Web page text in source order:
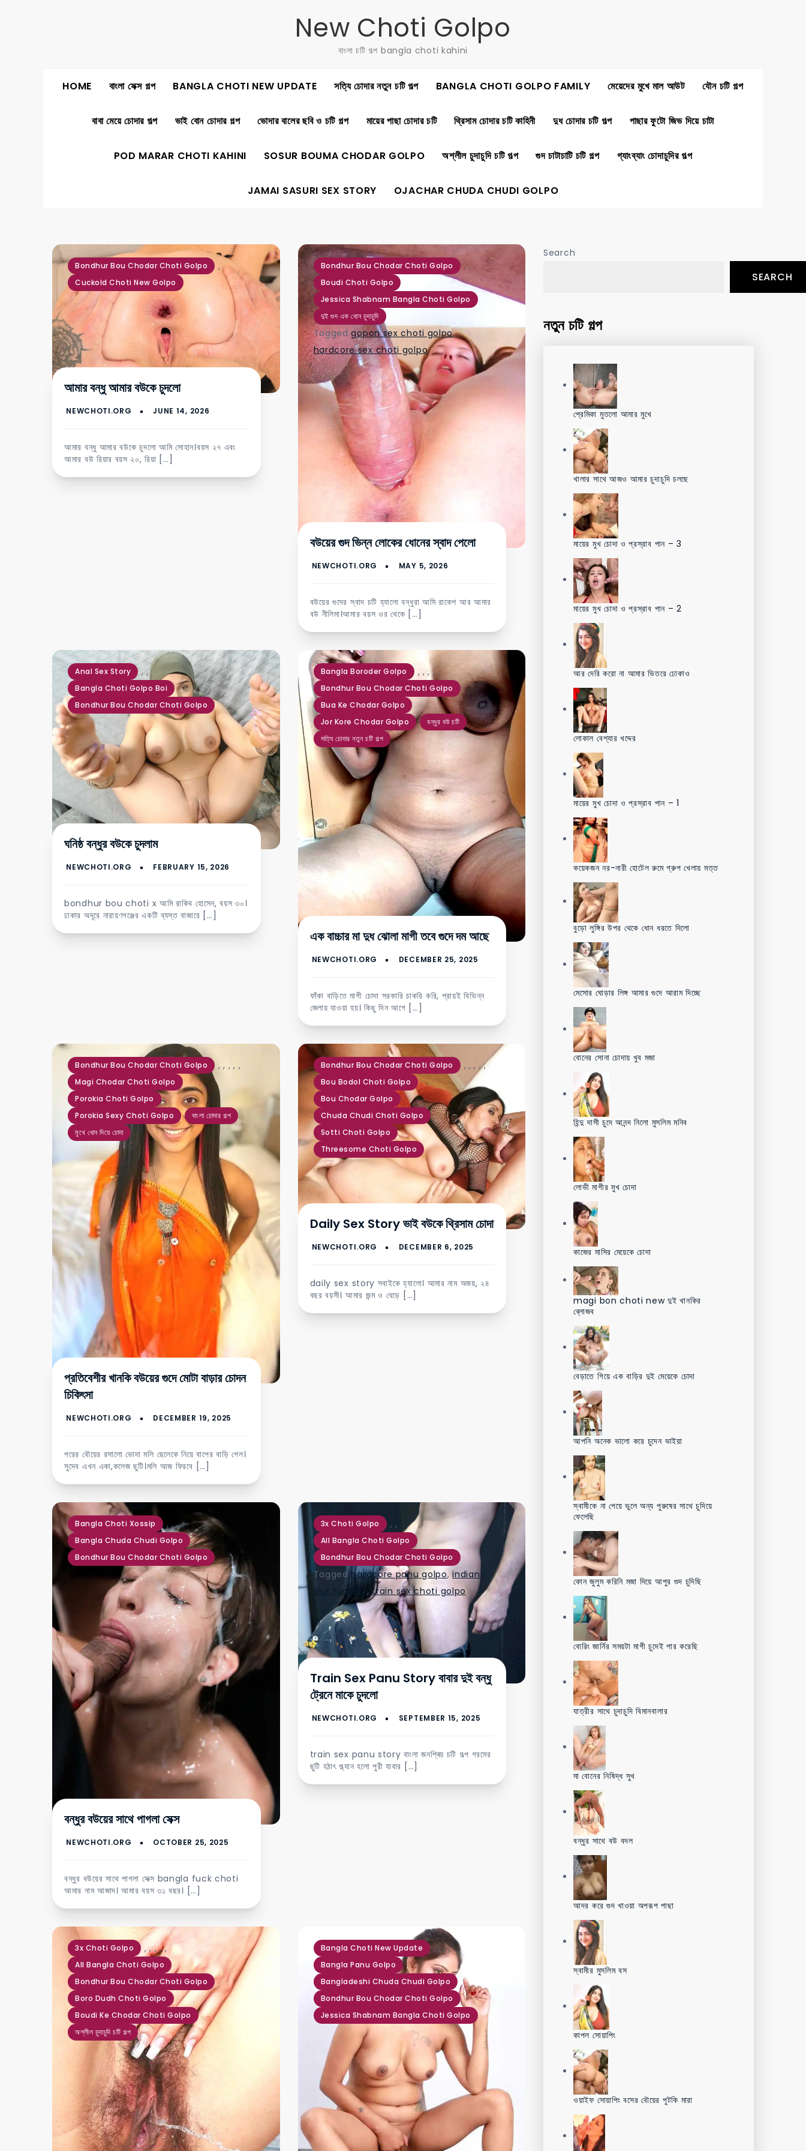
New Choti Golpo
বাংলা চটি গল্প bangla choti kahini
HOME বাংলা সেক্স গল্প BANGLA CHOTI NEW UPDATE সত্যি চোদার নতুন চটি গল্প BANGLA CHOTI GOLPO FAMILY মেয়েদের মুখে মাল আউট যৌন চটি গল্প
বাবা মেয়ে চোদার গল্প ভাই বোন চোদার গল্প ভোদার বালের ছবি ও চটি গল্প মায়ের পাছা চোদার চটি থ্রিসাম চোদার চটি কাহিনী দুধ চোদার চটি গল্প পাছার ফুটো জিভ দিয়ে চাটা
POD MARAR CHOTI KAHINI SOSUR BOUMA CHODAR GOLPO অশ্লীল চুদাচুদি চটি গল্প গুদ চাটাচাটি চটি গল্প গ্যাংব্যাং চোদাচুদির গল্প
JAMAI SASURI SEX STORY OJACHAR CHUDA CHUDI GOLPO
Bondhur Bou Chodar Choti Golpo ,
Cuckold Choti New Golpo
আমার বন্ধু আমার বউকে চুদলো
আমার বন্ধু আমার বউকে চুদলো আমি সোহান।বয়স ২৭ এবং
আমার বউ রিয়ার বয়স ২০, রিয়া […]
Bondhur Bou Chodar Choti Golpo ,
Boudi Choti Golpo
,
Jessica Shabnam Bangla Choti Golpo
,
দুই গুদ এক ধোন চুদাচুদি
Taggedgopon sex choti golpo,
hardcore sex choti golpo
বউয়ের গুদ ভিন্ন লোকের ধোনের স্বাদ পেলো
বউয়ের গুদের স্বাদ চটি হ্যালো বন্ধুরা আমি রাকেশ আর আমার
বউ নীলিমা।আমার বয়স ওর থেকে […]
Anal Sex Story ,
Bangla Choti Golpo Boi
,
Bondhur Bou Chodar Choti Golpo
ঘনিষ্ঠ বন্ধুর বউকে চুদলাম
bondhur bou choti x আমি রাকিব হোসেন, বয়স ৩০।
ঢাকার অদূরে নারায়ণগঞ্জের একটি ব্যস্ত বাজারে […]
Bangla Boroder Golpo ,
Bondhur Bou Chodar Choti Golpo
,
Bua Ke Chodar Golpo
,
Jor Kore Chodar Golpo
,
বন্ধুর বউ চটি
,
সত্যি চোদার নতুন চটি গল্প
এক বাচ্চার মা দুধ ঝোলা মাগী তবে গুদে দম আছে
ফাঁকা বাড়িতে মাগী চোদা সরকারি চাকরি করি, প্রায়ই বিভিন্ন
জেলায় যাওয়া হয়। কিছু দিন আগে […]
Bondhur Bou Chodar Choti Golpo ,
Magi Chodar Choti Golpo
,
Porokia Choti Golpo
,
Porokia Sexy Choti Golpo
,
বাংলা চোদার গল্প
,
মুখে ধোন দিয়ে চোদা
প্রতিবেশীর খানকি বউয়ের গুদে মোটা বাড়ার চোদন
চিকিৎসা
পরের বৌয়ের রসালো ভোদা মলি ছেলেকে নিয়ে বাপের বাড়ি গেল।
সুদেব এখন একা,কলেজ ছুটি।মলি আজ ফিরবে […]
Bondhur Bou Chodar Choti Golpo ,
Bou Bodol Choti Golpo
,
Bou Chodar Golpo
,
Chuda Chudi Choti Golpo
,
Sotti Choti Golpo
,
Threesome Choti Golpo
Daily Sex Story ভাই বউকে থ্রিসাম চোদা
daily sex story সবাইকে হ্যালো। আমার নাম অজয়, ২৪
বছর বয়সী। আমার জন্ম ও বেড়ে […]
Bangla Choti Xossip ,
Bangla Chuda Chudi Golpo
,
Bondhur Bou Chodar Choti Golpo
বন্ধুর বউয়ের সাথে পাগলা সেক্স
বন্ধুর বউয়ের সাথে পাগলা সেক্স bangla fuck choti
আমার নাম আজাদ। আমার বয়স ৩১ বছর। […]
3x Choti Golpo ,
All Bangla Choti Golpo
,
Bondhur Bou Chodar Choti Golpo
Taggedhardcore panu golpo,indian
slut fucking,train sex choti golpo
Train Sex Panu Story বাবার দুই বন্ধু
ট্রেনে মাকে চুদলো
train sex panu story বাংলা জনপ্ৰিয় চটি গল্প গরমের
ছুটি হঠাৎ প্ল্যান হলো পুরী যাবার […]
3x Choti Golpo ,
All Bangla Choti Golpo
,
Bondhur Bou Chodar Choti Golpo
,
Boro Dudh Choti Golpo
,
Boudi Ke Chodar Choti Golpo
,
অশ্লীল চুদাচুদি চটি গল্প
Bangla Choti New Update ,
Bangla Panu Golpo
,
Bangladeshi Chuda Chudi Golpo
,
Bondhur Bou Chodar Choti Golpo
,
Jessica Shabnam Bangla Choti Golpo
Search
SEARCH
নতুন চটি গল্প
প্রেমিকা মুতলো আমার মুখে
খালার সাথে আজও আমার চুদাচুদি চলছে
মায়ের মুখ চোদা ও প্রস্রাব পান – 3
মায়ের মুখ চোদা ও প্রস্রাব পান – 2
আর দেরি করো না আমার ভিতরে ঢোকাও
লোকাল বেশ্যার খদ্দের
মায়ের মুখ চোদা ও প্রস্রাব পান – 1
কয়েকজন নর-নারী হোটেল রুমে গ্রুপ খেলায় মত্ত
বুড়ো লুঙ্গির উপর থেকে ধোন ধরতে দিলো
মেসোর ঘোড়ার লিঙ্গ আমার গুদে আরাম দিচ্ছে
বোনের সোনা চোদায় খুব মজা
হিন্দু দাসী চুদে আনন্দ নিলো মুসলিম মনিব
লোভী মাগীর মুখ চোদা
কাজের মাসির মেয়েকে চোদা
magi bon choti new দুই খানকির
ব্লোজব
বেড়াতে গিয়ে এক বাড়ির দুই মেয়েকে চোদা
আপনি অনেক ভালো করে চুদেন ভাইয়া
স্বামীকে না পেয়ে ভুলে অন্য পুরুষের সাথে চুদিয়ে
ফেলেছি
কোন জুলুম করিনি মজা দিয়ে আপুর গুদ চুদিছি
বোরিং জার্নির সময়টা মাগী চুদেই পার করেছি
যাত্রীর সাথে চুদাচুদি বিমানবালার
মা বোনের নিষিদ্ধ সুখ
বন্ধুর সাথে বউ বদল
আদর করে গুদ খাওয়া অপরূপ পাছা
স্বামীর মুসলিম বস
কাপল সোয়াপিং
ওয়াইফ সোয়াপিং বসের বৌয়ের পুটকি মারা